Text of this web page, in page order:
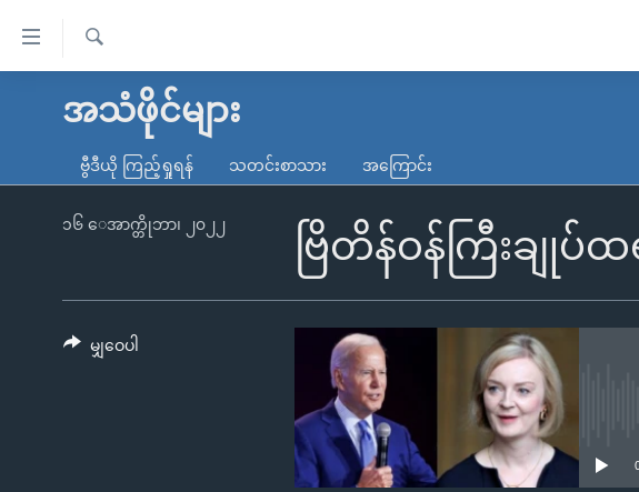
လွယ်ကူ
သည့်
မူလစာမျက်နှာ
ကမ္ဘာ့သတင်းများ
နိုင်ငံတကာ
တရုတ်
အစ္စရေး-ပါလက်စတိုင်း
ရပ်ဝန်းတခု လမ်းတခု အလွန်
အင်္ဂလိပ်စာလေ့လာမယ်
ရ
အသံဖိုင်များ
ဗွီဒီယို ကြည့်ရှုရန် သတင်းစာသား အကြောင်း
ဗြိတိန်ဝန်ကြီးချုပ်
၁၆ ေအာက္တိုဘာ၊ ၂၀၂၂
မျှဝေပါ